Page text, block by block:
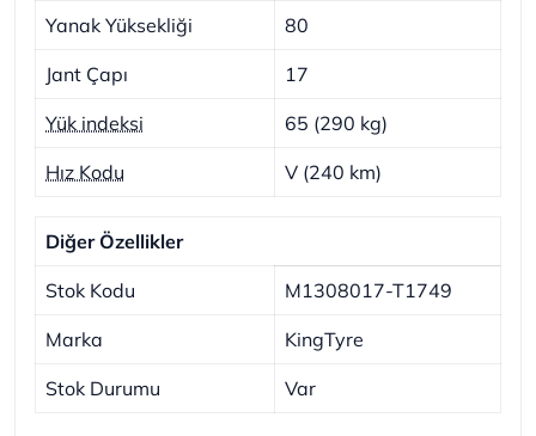
Yanak Yüksekliği 80
Jant Çapı 17
Yük indeksi 65 (290 kg)
Hız Kodu V (240 km)
Diğer Özellikler
Stok Kodu M1308017-T1749
Marka KingTyre
Stok Durumu Var